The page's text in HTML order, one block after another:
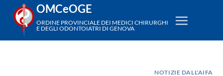
Salta
contenuti
OMCeOGE
ORDINE PROVINCIALE DEI MEDICI CHIRURGHI
E DEGLI ODONTOIATRI DI GENOVA
NOTIZIE DALL'AIFA